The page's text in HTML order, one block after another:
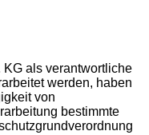
als verantwortliche
werden, haben
von
bestimmte